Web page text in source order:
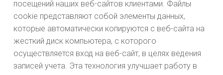
посещений наших веб-сайтов клиентами. Файлы
cookie представляют собой элементы данных,
которые автоматически копируются с веб-сайта на
жесткий диск компьютера, с которого
осуществляется вход на веб-сайт, в целях ведения
записей учета. Эта технология улучшает работу в